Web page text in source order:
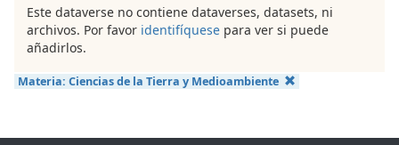
Este dataverse no contiene dataverses, datasets, ni
archivos. Por favor identifíquese para ver si puede
añadirlos.
Materia: Ciencias de la Tierra y Medioambiente